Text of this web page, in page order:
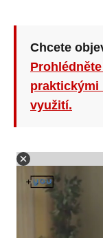
Chcete
praktickými
využití.